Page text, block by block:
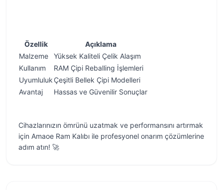
Özellik
Açıklama
Malzeme
Yüksek Kaliteli Çelik Alaşım
Kullanım
RAM Çipi Reballing İşlemleri
Uyumluluk Çeşitli Bellek Çipi Modelleri
Avantaj
Hassas ve Güvenilir Sonuçlar
Cihazlarınızın ömrünü uzatmak ve performansını artırmak
için Amaoe Ram Kalıbı ile profesyonel onarım çözümlerine
adım atın! 🚀